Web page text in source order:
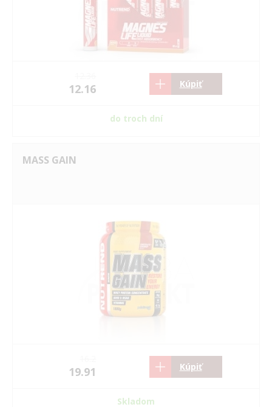
12.16 Kúpiť
do troch dní
MASS GAIN
19.91 Kúpiť
Skladom